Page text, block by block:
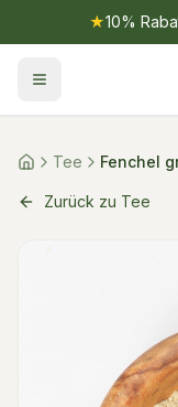
★10%
Tee Fenchel
Zurück zu Tee